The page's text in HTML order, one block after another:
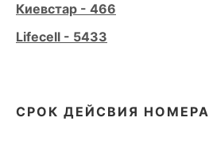
Киевстар - 466
Lifecell - 5433
СРОК ДЕЙСВИЯ НОМЕРА